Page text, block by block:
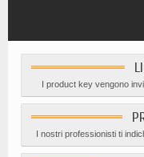
I product key vengono
I nostri professionisti ti